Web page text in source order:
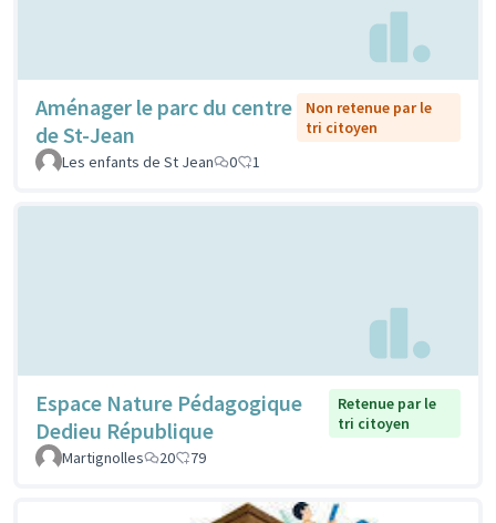
Aménager le parc du centre
de St-Jean
Non retenue par le
tri citoyen
Les enfants de St Jean
0 1
Espace Nature Pédagogique
Dedieu République
Retenue par le
tri citoyen
Martignolles
20 79